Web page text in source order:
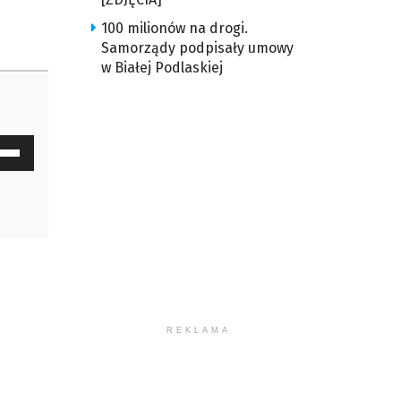
100 milionów na drogi.
Samorządy podpisały umowy
w Białej Podlaskiej
REKLAMA